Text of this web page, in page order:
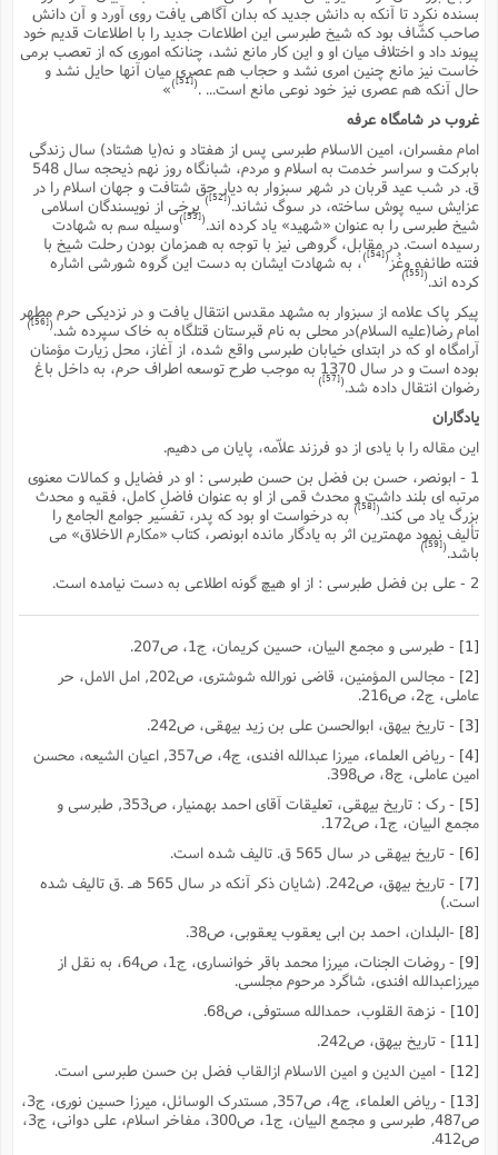
بسنده نکرد تا آنکه به دانش جدید که بدان آگاهى یافت روى آورد و آن دانش
صاحب کشّاف بود که شیخ طبرسى این اطلاعات جدید را با اطلاعات قدیم خود
پیوند داد و اختلاف میان او و این کار مانع نشد، چنانکه امورى که از تعصب برمى
خاست نیز مانع چنین امرى نشد و حجاب هم عصرى میان آنها حایل نشد و
حال آنکه هم عصرى نیز خود نوعى مانع است... .
[51]
)
»
غروب در شامگاه عرفه
امام مفسران، امین الاسلام طبرسى پس از هفتاد و نه(یا هشتاد) سال زندگى
بابرکت و سراسر خدمت به اسلام و مردم، شبانگاه روز نهم ذیحجه سال 548
ق. در شب عید قربان در شهر سبزوار به دیار حق شتافت و جهان اسلام را در
عزایش سیه پوش ساخته، در سوگ نشاند.(
[52]
)برخى از نویسندگان اسلامى
شیخ طبرسى را به عنوان «شهید» یاد کرده اند. [53]
)وسیله سم به شهادت
رسیده است. در مقابل، گروهى نیز با توجه به همزمان بودن رحلت شیخ با
فتنه طائفه وغُز(
[54]
)، به شهادت ایشان به دست این گروه شورشى اشاره
کرده اند. [55]
)
پیکر پاک علامه از سبزوار به مشهد مقدس انتقال یافت و در نزدیکى حرم مطهر
امام رضا(علیه السلام)در محلى به نام قبرستان قتلگاه به خاک سپرده شد.(
[56]
)
آرامگاه او که در ابتداى خیابان طبرسى واقع شده، از آغاز، محل زیارت مؤمنان
بوده است و در سال 1370 به موجب طرح توسعه اطراف حرم، به داخل باغ
رضوان انتقال داده شد. [57]
)
یادگاران
این مقاله را با یادى از دو فرزند علاّمه، پایان مى دهیم.
1 - ابونصر، حسن بن فضل بن حسن طبرسى : او در فضایل و کمالات معنوى
مرتبه اى بلند داشت و محدث قمى از او به عنوان فاضلِ کامل، فقیه و محدث
بزرگ یاد مى کند. [58]
)به درخواست او بود که پدر، تفسیر جوامع الجامع را
تألیف نمود مهمترین اثر به یادگار مانده ابونصر، کتاب «مکارم الاخلاق» مى
باشد. [59]
)
2 - على بن فضل طبرسى : از او هیچ گونه اطلاعى به دست نیامده است.
- طبرسى و مجمع البیان، حسین کریمان، ج1، ص207.
- مجالس المؤمنین، قاضى نورالله شوشترى، ص202, امل الامل، حر
عاملى، ج2، ص216.
- تاریخ بیهق، ابوالحسن على بن زید بیهقى، ص242.
- ریاض العلماء، میرزا عبدالله افندى، ج4، ص357, اعیان الشیعه، محسن
امین عاملى، ج8، ص398.
- رک : تاریخ بیهقى، تعلیقات آقاى احمد بهمنیار، ص353, طبرسى و
مجمع البیان، ج1، ص172.
- تاریخ بیهقى در سال 565 ق. تالیف شده است.
- تاریخ بیهق، ص242. (شایان ذکر آنکه در سال 565 هـ .ق تالیف شده
است.)
-البلدان، احمد بن ابى یعقوب یعقوبى، ص38.
- روضات الجنات، میرزا محمد باقر خوانسارى، ج1، ص64، به نقل از
میرزاعبدالله افندى، شاگرد مرحوم مجلسى.
- نزهة القلوب، حمدالله مستوفى، ص68.
- تاریخ بیهق، ص242.
- امین الدین و امین الاسلام ازالقاب فضل بن حسن طبرسى است.
- ریاض العلماء، ج4، ص357, مستدرک الوسائل، میرزا حسین نورى، ج3،
ص487, طبرسى و مجمع البیان، ج1، ص300، مفاخر اسلام، على دوانى، ج3،
ص412.